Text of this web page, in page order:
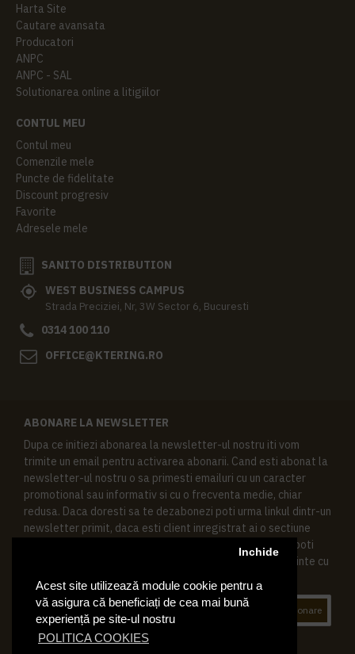
Acest site utilizează module cookie pentru a
vă asigura că beneficiați de cea mai bună
experiență pe site-ul nostru
POLITICA COOKIES
Inchide
Harta Site
Cautare avansata
Producatori
ANPC
ANPC - SAL
Solutionarea online a litigiilor
CONTUL MEU
Contul meu
Comenzile mele
Puncte de fidelitate
Discount progresiv
Favorite
Adresele mele
SANITO DISTRIBUTION
WEST BUSINESS CAMPUS
Strada Preciziei, Nr, 3W Sector 6, Bucuresti
0314 100 110
OFFICE@KTERING.RO
ABONARE LA NEWSLETTER
Dupa ce initiezi abonarea la newsletter-ul nostru iti vom
trimite un email pentru activarea abonarii. Cand esti abonat la
newsletter-ul nostru o sa primesti emailuri cu un caracter
promotional sau informativ si cu o frecventa medie, chiar
redusa. Daca doresti sa te dezabonezi poti urma linkul dintr-un
newsletter primit, daca esti client inregistrat ai o sectiune
speciala in contul tau in acest scop, si de asemenea ne poti
contacta oricand pe email pentru orice intrebari sau cerinte cu
Abonare